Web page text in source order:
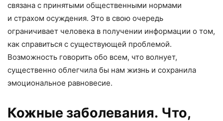
связана с принятыми общественными нормами
и страхом осуждения. Это в свою очередь
ограничивает человека в получении информации о том,
как справиться с существующей проблемой.
Возможность говорить обо всем, что волнует,
существенно облегчила бы нам жизнь и сохранила
эмоциональное равновесие.
Кожные заболевания. Что,